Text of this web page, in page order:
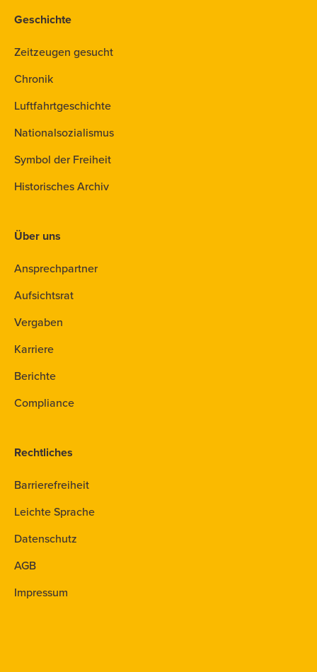
Geschichte
Zeitzeugen gesucht
Chronik
Luftfahrtgeschichte
Nationalsozialismus
Symbol der Freiheit
Historisches Archiv
Über uns
Ansprechpartner
Aufsichtsrat
Vergaben
Karriere
Berichte
Compliance
Rechtliches
Barrierefreiheit
Leichte Sprache
Datenschutz
AGB
Impressum